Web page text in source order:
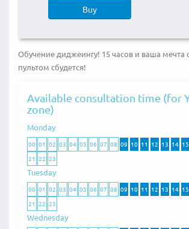
Buy
Обучение диджеингу! 15 часов и ваша мечта
пультом сбудется!
Available consultation time (for
zone)
Monday
00 01 02 03 04 05 06 07 08 09 10 11 12 13 14 15
21 22 23
Tuesday
00 01 02 03 04 05 06 07 08 09 10 11 12 13 14 15
21 22 23
Wednesday